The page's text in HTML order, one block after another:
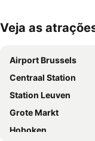
Ampliar mapa
Veja as
Airport Brussels
Centraal Station
Station Leuven
Grote Markt
Hoboken